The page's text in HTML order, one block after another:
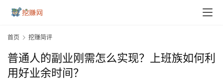
首页 挖赚简评
普通人的副业刚需怎么实现？上班族如何利
用好业余时间？